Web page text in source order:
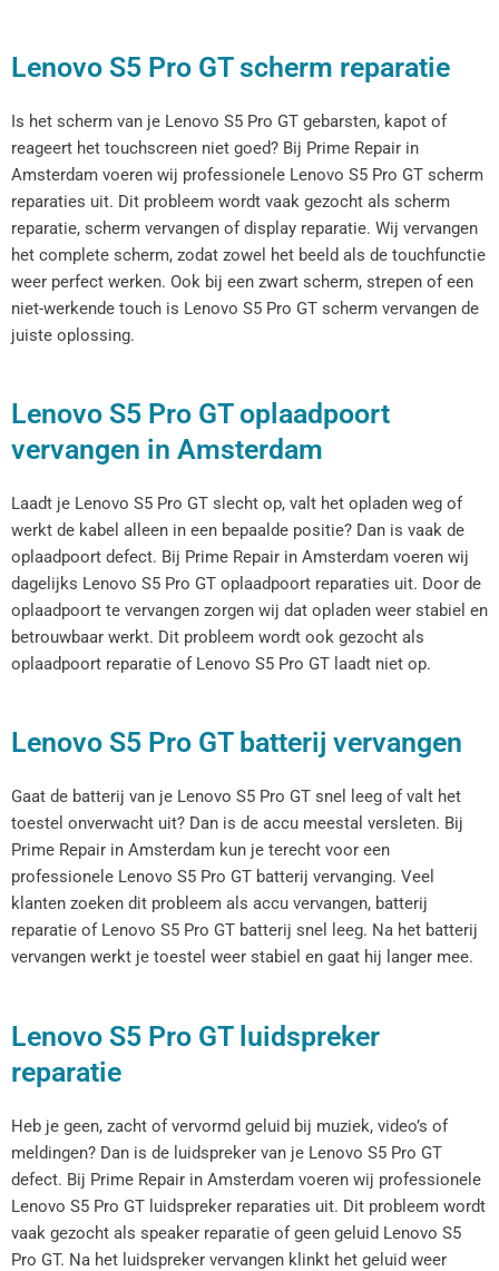
Lenovo S5 Pro GT scherm reparatie
Is het scherm van je Lenovo S5 Pro GT gebarsten, kapot of
reageert het touchscreen niet goed? Bij Prime Repair in
Amsterdam voeren wij professionele Lenovo S5 Pro GT scherm
reparaties uit. Dit probleem wordt vaak gezocht als scherm
reparatie, scherm vervangen of display reparatie. Wij vervangen
het complete scherm, zodat zowel het beeld als de touchfunctie
weer perfect werken. Ook bij een zwart scherm, strepen of een
niet-werkende touch is Lenovo S5 Pro GT scherm vervangen de
juiste oplossing.
Lenovo S5 Pro GT oplaadpoort
vervangen in Amsterdam
Laadt je Lenovo S5 Pro GT slecht op, valt het opladen weg of
werkt de kabel alleen in een bepaalde positie? Dan is vaak de
oplaadpoort defect. Bij Prime Repair in Amsterdam voeren wij
dagelijks Lenovo S5 Pro GT oplaadpoort reparaties uit. Door de
oplaadpoort te vervangen zorgen wij dat opladen weer stabiel en
betrouwbaar werkt. Dit probleem wordt ook gezocht als
oplaadpoort reparatie of Lenovo S5 Pro GT laadt niet op.
Lenovo S5 Pro GT batterij vervangen
Gaat de batterij van je Lenovo S5 Pro GT snel leeg of valt het
toestel onverwacht uit? Dan is de accu meestal versleten. Bij
Prime Repair in Amsterdam kun je terecht voor een
professionele Lenovo S5 Pro GT batterij vervanging. Veel
klanten zoeken dit probleem als accu vervangen, batterij
reparatie of Lenovo S5 Pro GT batterij snel leeg. Na het batterij
vervangen werkt je toestel weer stabiel en gaat hij langer mee.
Lenovo S5 Pro GT luidspreker
reparatie
Heb je geen, zacht of vervormd geluid bij muziek, video’s of
meldingen? Dan is de luidspreker van je Lenovo S5 Pro GT
defect. Bij Prime Repair in Amsterdam voeren wij professionele
Lenovo S5 Pro GT luidspreker reparaties uit. Dit probleem wordt
vaak gezocht als speaker reparatie of geen geluid Lenovo S5
Pro GT. Na het luidspreker vervangen klinkt het geluid weer